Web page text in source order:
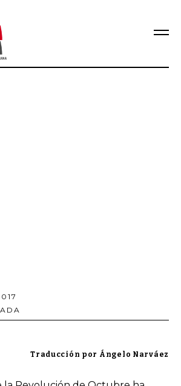
Traducción por Ángelo Narváez